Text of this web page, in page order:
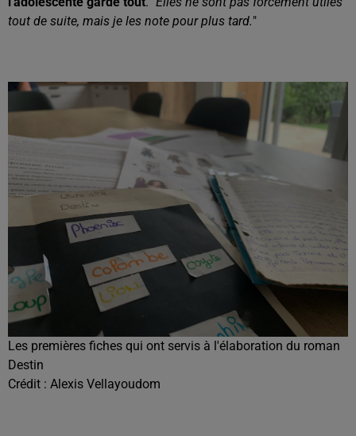
tout de suite, mais je les note pour plus tard."
Les premières fiches qui ont servis à l'élaboration du roman
Destin
Crédit : Alexis Vellayoudom